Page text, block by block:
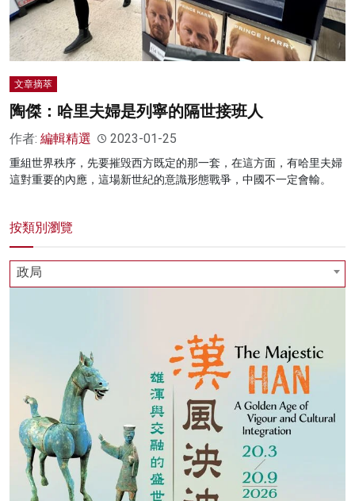
文章摘萃
陶傑：哈里夫婦是列寧的隔世接班人
作者: 編輯精選 2023-01-25
重組世界秩序，先要摧毁西方既定的那一套，在這方面，有哈里夫婦
這對重要的內應，這場新世紀的意識形態戰爭，中國不一定會輸。
按類別瀏覽
政局